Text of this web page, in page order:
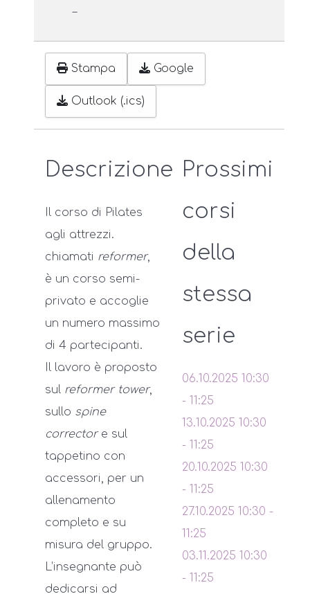
–
Stampa Google
Outlook (.ics)
Descrizione
Il corso di Pilates
agli attrezzi.
chiamati reformer,
è un corso semi-
privato e accoglie
un numero massimo
di 4 partecipanti.
Il lavoro è proposto
sul reformer tower,
sullo spine
correctore sul
tappetino con
accessori, per un
allenamento
completo e su
misura del gruppo.
L’insegnante può
dedicarsi ad
Prossimi
corsi
della
stessa
serie
06.10.2025 10:30
- 11:25
13.10.2025 10:30
- 11:25
20.10.2025 10:30
- 11:25
27.10.2025 10:30 -
11:25
03.11.2025 10:30
- 11:25